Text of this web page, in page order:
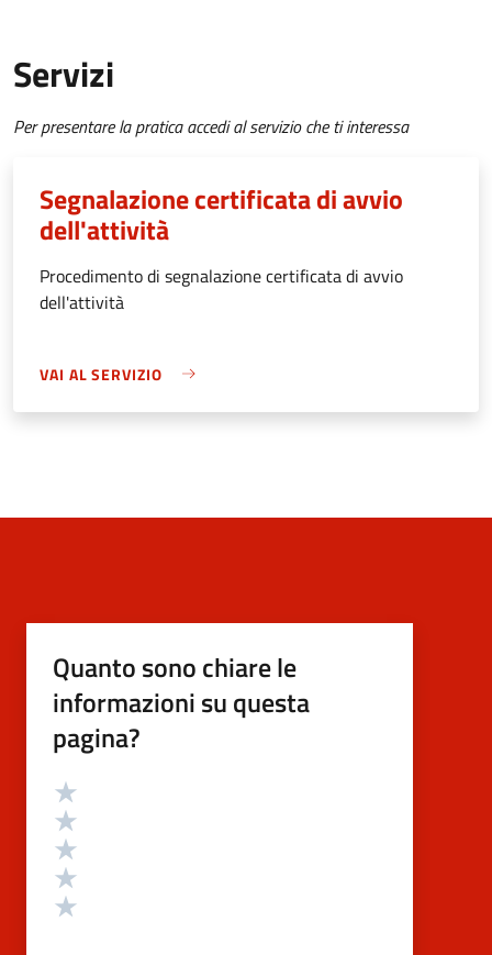
Servizi
Per presentare la pratica accedi al servizio che ti interessa
Segnalazione certificata di avvio
dell'attività
Procedimento di segnalazione certificata di avvio
dell'attività
VAI AL SERVIZIO
Quanto sono chiare le
informazioni su questa
pagina?
Valutazione